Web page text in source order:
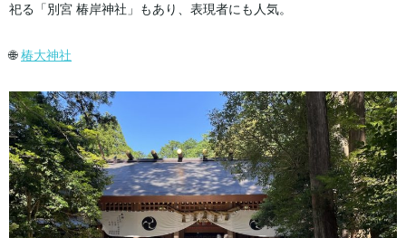
祀る「別宮 椿岸神社」もあり、表現者にも人気。
🌐椿大神社